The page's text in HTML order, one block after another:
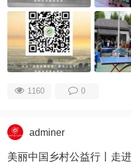
1160 0
adminer
美丽中国乡村公益行丨走